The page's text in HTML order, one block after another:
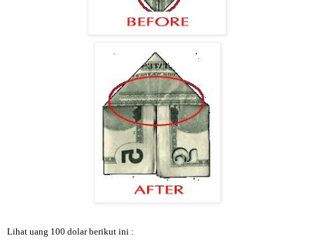
Lihat uang 100 dolar berikut ini :